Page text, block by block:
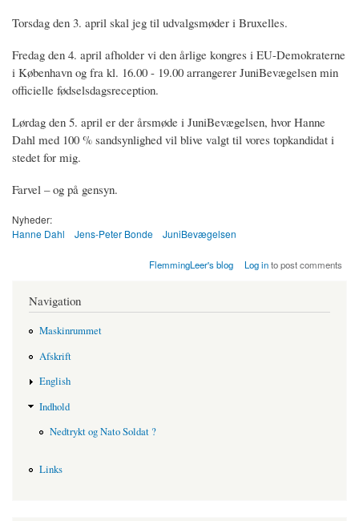
Torsdag den 3. april skal jeg til udvalgsmøder i Bruxelles.
Fredag den 4. april afholder vi den årlige kongres i EU-Demokraterne
i København og fra kl. 16.00 - 19.00 arrangerer JuniBevægelsen min
officielle fødselsdagsreception.
Lørdag den 5. april er der årsmøde i JuniBevægelsen, hvor Hanne
Dahl med 100 % sandsynlighed vil blive valgt til vores topkandidat i
stedet for mig.
Farvel – og på gensyn.
Nyheder:
Hanne Dahl
Jens-Peter Bonde JuniBevægelsen
FlemmingLeer's blog Log into post comments
Navigation
Maskinrummet
Afskrift
English
Indhold
Nedtrykt og Nato Soldat ?
Links